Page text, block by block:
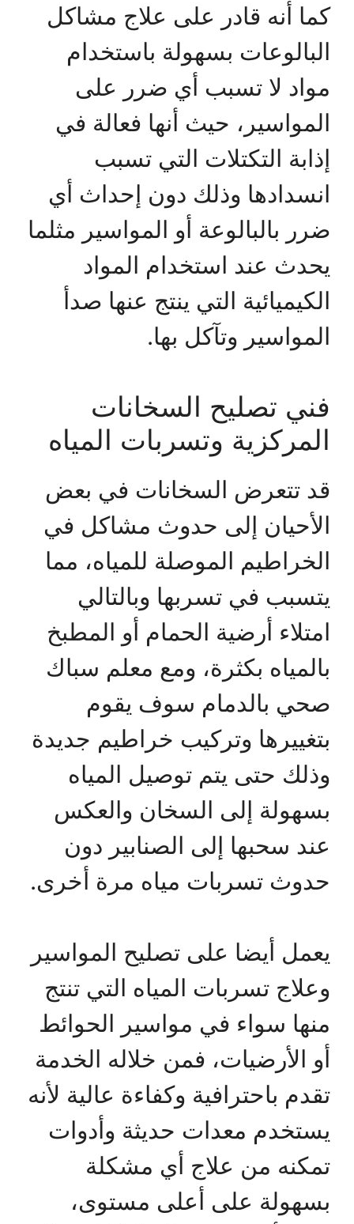
كما أنه قادر على علاج مشاكل
البالوعات بسهولة باستخدام
مواد لا تسبب أي ضرر على
المواسير، حيث أنها فعالة في
إذابة التكتلات التي تسبب
انسدادها وذلك دون إحداث أي
ضرر بالبالوعة أو المواسير مثلما
يحدث عند استخدام المواد
الكيميائية التي ينتج عنها صدأ
المواسير وتآكل بها.
فني تصليح السخانات
المركزية وتسربات المياه
قد تتعرض السخانات في بعض
الأحيان إلى حدوث مشاكل في
الخراطيم الموصلة للمياه، مما
يتسبب في تسربها وبالتالي
امتلاء أرضية الحمام أو المطبخ
بالمياه بكثرة، ومع معلم سباك
صحي بالدمام سوف يقوم
بتغييرها وتركيب خراطيم جديدة
وذلك حتى يتم توصيل المياه
بسهولة إلى السخان والعكس
عند سحبها إلى الصنابير دون
حدوث تسربات مياه مرة أخرى.
يعمل أيضا على تصليح المواسير
وعلاج تسربات المياه التي تنتج
منها سواء في مواسير الحوائط
أو الأرضيات، فمن خلاله الخدمة
تقدم باحترافية وكفاءة عالية لأنه
يستخدم معدات حديثة وأدوات
تمكنه من علاج أي مشكلة
بسهولة على أعلى مستوى،